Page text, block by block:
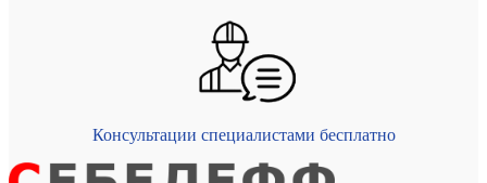
Консультации специалистами бесплатно